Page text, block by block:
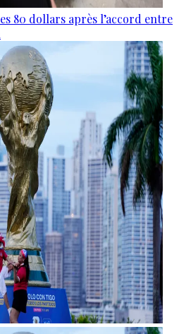
80 dollars après l’accord entre